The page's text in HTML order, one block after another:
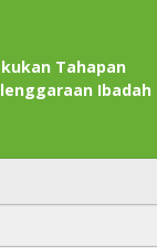
Tahapan
Ibadah